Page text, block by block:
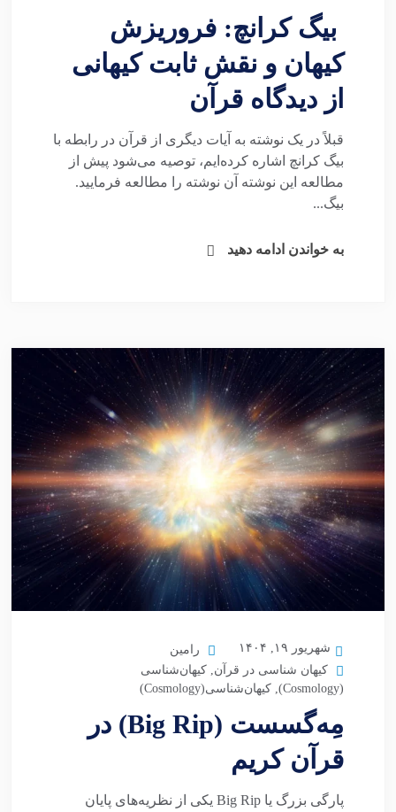
بیگ کرانچ: فروریزش
کیهان و نقش ثابت کیهانی
از دیدگاه قرآن
قبلاً در یک نوشته به آیات دیگری از قرآن در رابطه با
بیگ کرانچ اشاره کرده‌ایم، توصیه می‌شود پیش از
مطالعه این نوشته آن نوشته را مطالعه فرمایید.
بیگ...
به خواندن ادامه دهید
شهریور ۱۹, ۱۴۰۴
رامین
کیهان شناسی در قرآن کیهان‌شناسی
(Cosmology)
کیهان‌شناسی(Cosmology)
مِه‌گسست (Big Rip) در
قرآن کریم
پارگی بزرگ یا Big Rip یکی از نظریه‌های پایان